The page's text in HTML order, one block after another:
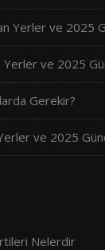
Yerler ve 2025
Yerler ve 2025
Gerekir?
ve 2025
Nelerdir